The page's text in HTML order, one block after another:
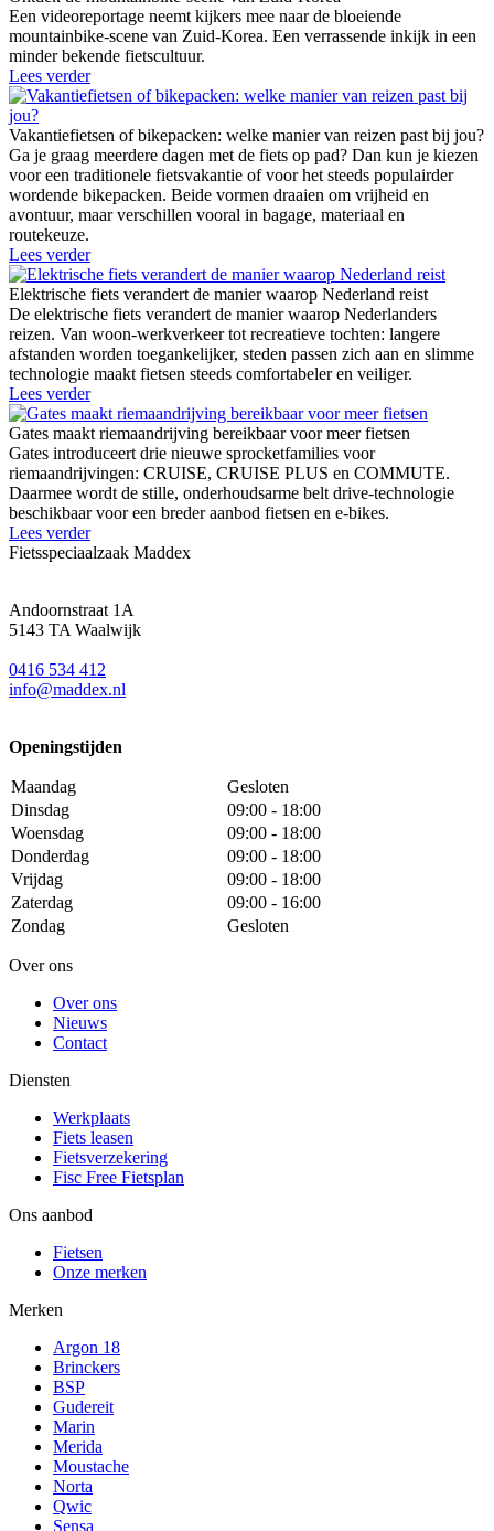
Een videoreportage neemt kijkers mee naar de bloeiende
mountainbike-scene van Zuid-Korea. Een verrassende inkijk in een
minder bekende fietscultuur.
Lees verder
Vakantiefietsen of bikepacken: welke manier van reizen past bij jou?
Ga je graag meerdere dagen met de fiets op pad? Dan kun je kiezen
voor een traditionele fietsvakantie of voor het steeds populairder
wordende bikepacken. Beide vormen draaien om vrijheid en
avontuur, maar verschillen vooral in bagage, materiaal en
routekeuze.
Lees verder
Elektrische fiets verandert de manier waarop Nederland reist
De elektrische fiets verandert de manier waarop Nederlanders
reizen. Van woon-werkverkeer tot recreatieve tochten: langere
afstanden worden toegankelijker, steden passen zich aan en slimme
technologie maakt fietsen steeds comfortabeler en veiliger.
Lees verder
Gates maakt riemaandrijving bereikbaar voor meer fietsen
Gates introduceert drie nieuwe sprocketfamilies voor
riemaandrijvingen: CRUISE, CRUISE PLUS en COMMUTE.
Daarmee wordt de stille, onderhoudsarme belt drive-technologie
beschikbaar voor een breder aanbod fietsen en e-bikes.
Lees verder
Fietsspeciaalzaak Maddex
Andoornstraat 1A
5143 TA Waalwijk
0416 534 412
info@maddex.nl
Openingstijden
Maandag
Gesloten
Dinsdag
09:00 - 18:00
Woensdag
09:00 - 18:00
Donderdag
09:00 - 18:00
Vrijdag
09:00 - 18:00
Zaterdag
09:00 - 16:00
Zondag
Gesloten
Over ons
Over ons
Nieuws
Contact
Diensten
Werkplaats
Fiets leasen
Fietsverzekering
Fisc Free Fietsplan
Ons aanbod
Fietsen
Onze merken
Merken
Argon 18
Brinckers
BSP
Gudereit
Marin
Merida
Moustache
Norta
Qwic
Sensa